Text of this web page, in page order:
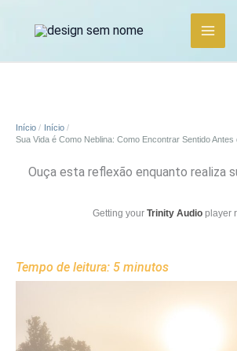
Início
Início
Sua Vida é Como Neblina: Como Encontrar Sentido
Ouça esta reflexão enquanto realiza
Getting your Trinity Audio player
Tempo de leitura: 5 minutos